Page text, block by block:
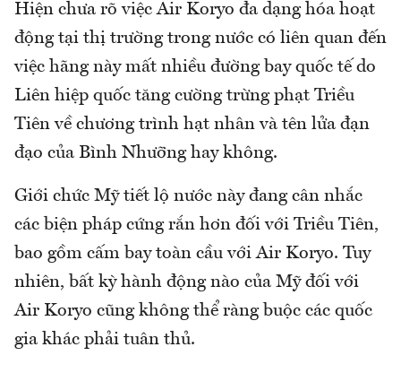
Hiện chưa rõ việc Air Koryo đa dạng hóa hoạt
động tại thị trường trong nước có liên quan đến
việc hãng này mất nhiều đường bay quốc tế do
Liên hiệp quốc tăng cường trừng phạt Triều
Tiên về chương trình hạt nhân và tên lửa đạn
đạo của Bình Nhưỡng hay không.
Giới chức Mỹ tiết lộ nước này đang cân nhắc
các biện pháp cứng rắn hơn đối với Triều Tiên,
bao gồm cấm bay toàn cầu với Air Koryo. Tuy
nhiên, bất kỳ hành động nào của Mỹ đối với
Air Koryo cũng không thể ràng buộc các quốc
gia khác phải tuân thủ.